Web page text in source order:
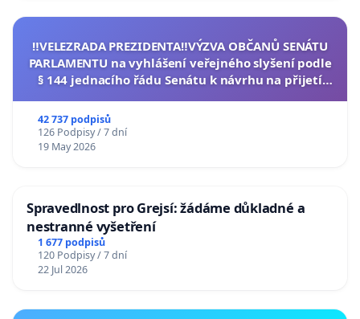
‼️VELEZRADA PREZIDENTA‼️VÝZVA OBČANŮ SENÁTU
PARLAMENTU na vyhlášení veřejného slyšení podle
§ 144 jednacího řádu Senátu k návrhu na přijetí
42 737 podpisů
126 Podpisy / 7 dní
19 May 2026
Spravedlnost pro Grejsí: žádáme důkladné a
nestranné vyšetření
1 677 podpisů
120 Podpisy / 7 dní
22 Jul 2026